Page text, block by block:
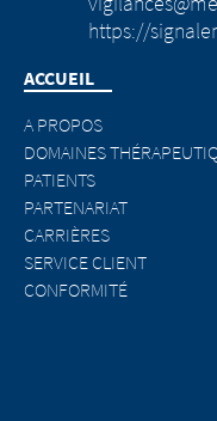
https://
ACCUEIL
A PROPOS
DOMAINES
PATIENTS
PARTENARIAT
CARRIÈRES
SERVICE CLIENT
CONFORMITÉ